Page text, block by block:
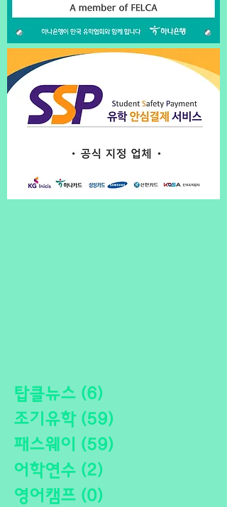
탑클뉴스 (6)
조기유학 (59)
패스웨이
(59)
어학연수 (2)
영어캠프 (0)